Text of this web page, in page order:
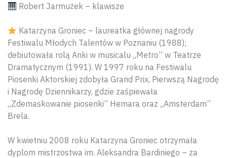
Robert Jarmużek – klawisze
Katarzyna Groniec – laureatka głównej nagrody
Festiwalu Młodych Talentów w Poznaniu (1988);
debiutowała rolą Anki w musicalu „Metro” w Teatrze
Dramatycznym (1991). W 1997 roku na Festiwalu
Piosenki Aktorskiej zdobyła Grand Prix, Pierwszą Nagrodę
i Nagrodę Dziennikarzy, gdzie zaśpiewała
„Zdemaskowanie piosenki” Hemara oraz „Amsterdam”
Brela.
W kwietniu 2008 roku Katarzyna Groniec otrzymała
dyplom mistrzostwa im. Aleksandra Bardiniego – za